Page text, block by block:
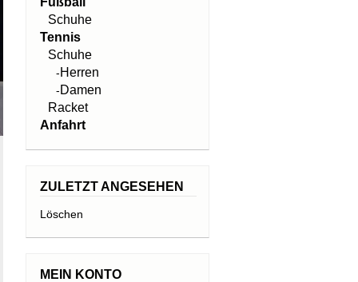
Schuhe
Tennis
Schuhe
-Herren
-Damen
Racket
Anfahrt
ZULETZT ANGESEHEN
Löschen
MEIN KONTO